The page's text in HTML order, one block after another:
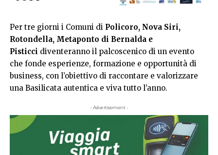
Per tre giorni i Comuni di Policoro, Nova Siri,
Rotondella, Metaponto di Bernalda e
Pisticci diventeranno il palcoscenico di un evento
che fonde esperienze, formazione e opportunità di
business, con l’obiettivo di raccontare e valorizzare
una Basilicata autentica e viva tutto l’anno.
- Advertisement -